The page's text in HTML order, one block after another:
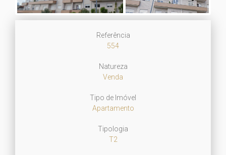
Next
Referência
554
Natureza
Venda
Tipo de Imóvel
Apartamento
Tipologia
T2